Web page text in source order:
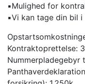
▪️Mulighed for
▪️Vi kan tage din bil
Kontraktoprettelse:
Nummerpladegebyr